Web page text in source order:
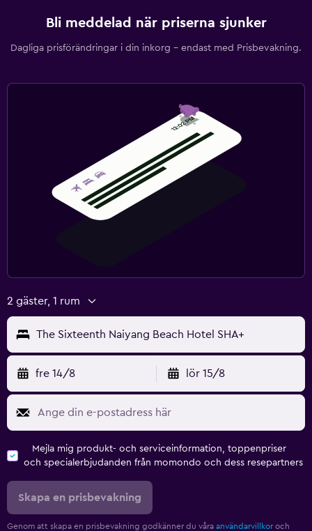
Bli meddelad när priserna sjunker
Dagliga prisförändringar i din inkorg – endast med Prisbevakning.
2 gäster, 1 rum
The Sixteenth Naiyang Beach Hotel SHA+
fre 14/8 lör 15/8
Mejla mig produkt- och serviceinformation, toppenpriser
och specialerbjudanden från momondo och dess resepartners
Skapa en prisbevakning
Genom att skapa en prisbevakning godkänner du våra användarvillkor och